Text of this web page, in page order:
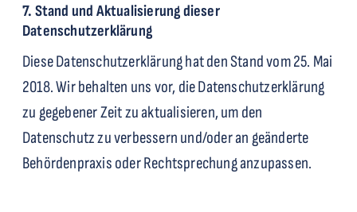
7. Stand und Aktualisierung dieser
Datenschutzerklärung
Diese Datenschutzerklärung hat den Stand vom 25. Mai
2018. Wir behalten uns vor, die Datenschutzerklärung
zu gegebener Zeit zu aktualisieren, um den
Datenschutz zu verbessern und/oder an geänderte
Behördenpraxis oder Rechtsprechung anzupassen.